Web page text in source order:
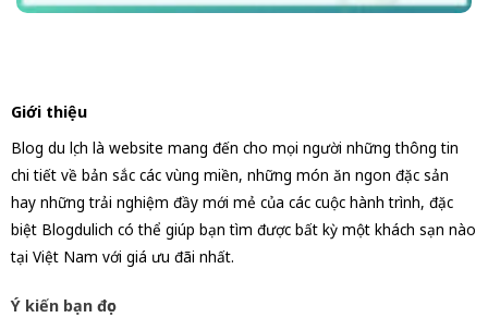
Giới thiệu
Blog du lịch là website mang đến cho mọi người những thông tin
chi tiết về bản sắc các vùng miền, những món ăn ngon đặc sản
hay những trải nghiệm đầy mới mẻ của các cuộc hành trình, đặc
biệt Blogdulich có thể giúp bạn tìm được bất kỳ một khách sạn nào
tại Việt Nam với giá ưu đãi nhất.
Ý kiến bạn đọc